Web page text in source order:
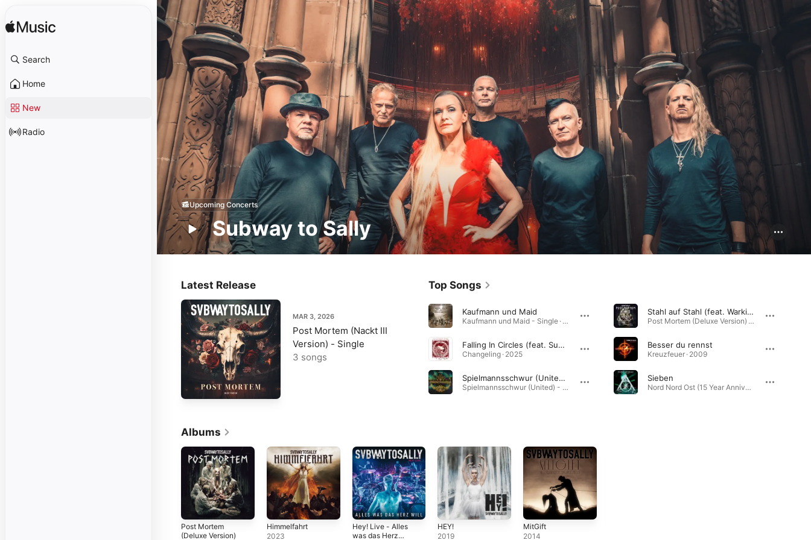
Search
Home
New
Radio
Subway to Sally
Upcoming Concerts
Latest Release
MAR 3, 2026
Post Mortem (Nackt III
Version) - Single
3 songs
Top Songs
Kaufmann und Maid
Kaufmann und Maid - Single · 2020
Falling In Circles (feat. Subway to Sally)
Changeling · 2025
Spielmannsschwur (United) [feat. Beyond The Black]
Spielmannsschwur (United) - Single · 2025
Stahl auf Stahl (feat. Warkings)
Post Mortem (Deluxe Version) · 2024
Besser du rennst
Kreuzfeuer · 2009
Sieben
Nord Nord Ost (15 Year Anniversary Edition) · 2005
Albums
Post Mortem
(Deluxe Version)
Himmelfahrt
2023
Hey! Live - Alles
was das Herz
HEY!
2019
MitGift
2014